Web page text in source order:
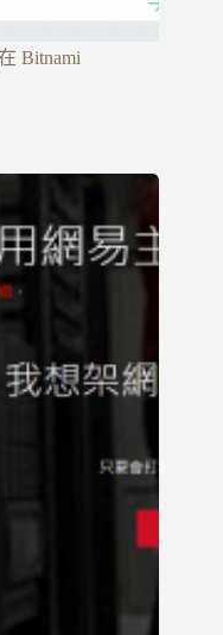
Bitnami